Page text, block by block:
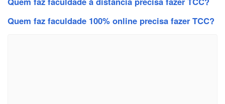
Quem faz faculdade 100% online precisa fazer TCC?